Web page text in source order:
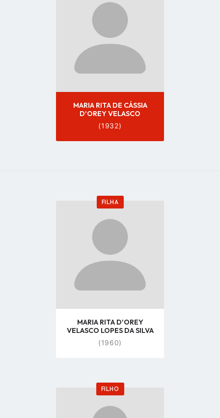
profile
page
MARIA RITA DE CÁSSIA
D'OREY VELASCO
(1932)
FILHA
Go
profile
page
MARIA RITA D'OREY
VELASCO LOPES DA SILVA
(1960)
FILHO
Go
profile